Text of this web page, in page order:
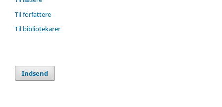
Til forfattere
Til bibliotekarer
Indsend